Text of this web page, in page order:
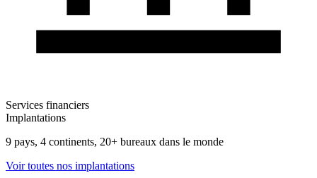
Services financiers
Implantations
9 pays, 4 continents, 20+ bureaux dans le monde
Voir toutes nos implantations